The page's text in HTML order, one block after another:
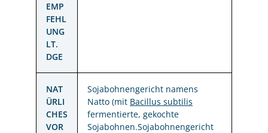
EMP
FEHL
UNG
LT.
DGE
NAT
ÜRLI
CHES
VOR
Sojabohnengericht namens
Natto (mit Bacillus subtilis
fermentierte, gekochte
Sojabohnen.Sojabohnengericht